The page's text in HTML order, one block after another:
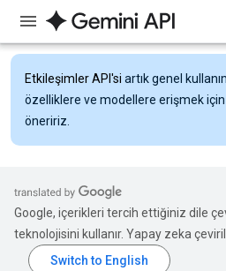
Etkileşimler API'si artık genel
özelliklere ve modellere erişmek için
öneririz.
Google, içerikleri tercih ettiğiniz dile
teknolojisini kullanır. Yapay zeka